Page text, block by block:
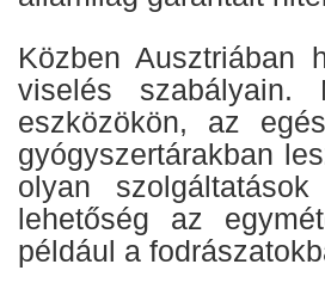
Közben Ausztriában
viselés szabályain.
eszközökön, az
gyógyszertárakban
olyan
lehetőség az
például a